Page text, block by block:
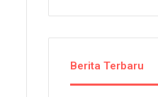
Berita Terbaru